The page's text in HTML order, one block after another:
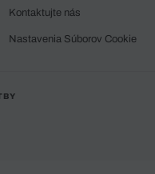
Kontaktujte nás
Nastavenia Súborov Cookie